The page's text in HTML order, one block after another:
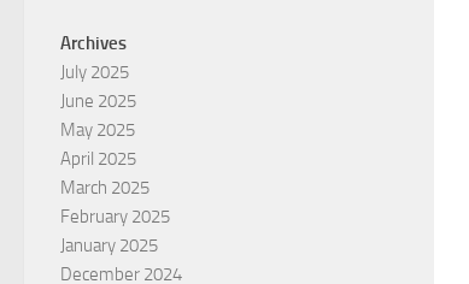
Archives
July 2025
June 2025
May 2025
April 2025
March 2025
February 2025
January 2025
December 2024